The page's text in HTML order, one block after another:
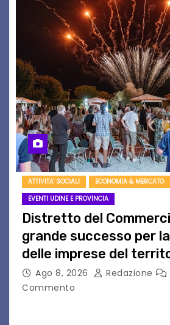
ATTIVITA' SOCIALI
ECONOMIA & MERCATO
EVENTI UDINE E PROVINCIA
Distretto del
grande successo per
delle imprese del
Ago 8, 2026 Redazione
Commento